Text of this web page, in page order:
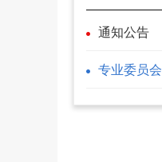
通知公告
专业委员会